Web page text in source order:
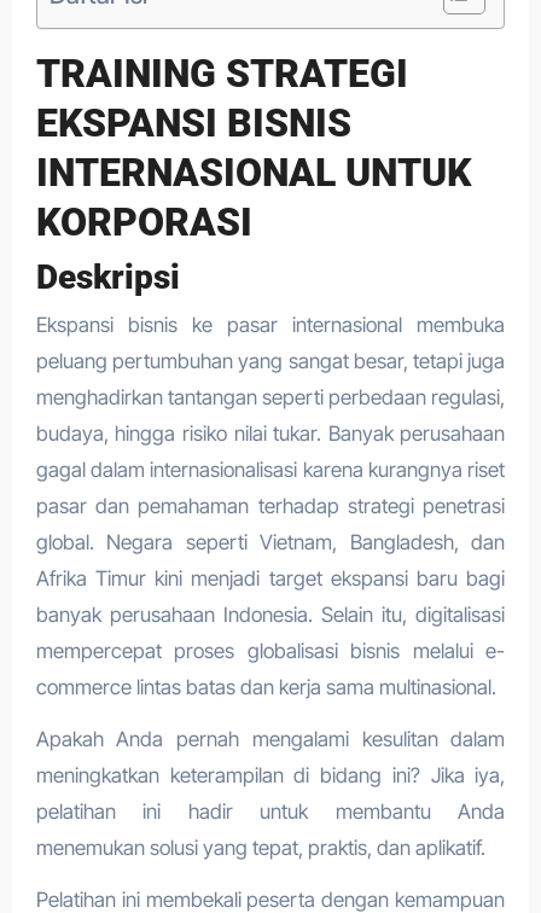
TRAINING STRATEGI
EKSPANSI BISNIS
INTERNASIONAL UNTUK
KORPORASI
Deskripsi
Ekspansi bisnis ke pasar internasional membuka
peluang pertumbuhan yang sangat besar, tetapi juga
menghadirkan tantangan seperti perbedaan regulasi,
budaya, hingga risiko nilai tukar. Banyak perusahaan
gagal dalam internasionalisasi karena kurangnya riset
pasar dan pemahaman terhadap strategi penetrasi
global. Negara seperti Vietnam, Bangladesh, dan
Afrika Timur kini menjadi target ekspansi baru bagi
banyak perusahaan Indonesia. Selain itu, digitalisasi
mempercepat proses globalisasi bisnis melalui e-
commerce lintas batas dan kerja sama multinasional.
Apakah Anda pernah mengalami kesulitan dalam
meningkatkan keterampilan di bidang ini? Jika iya,
pelatihan ini hadir untuk membantu Anda
menemukan solusi yang tepat, praktis, dan aplikatif.
Pelatihan ini membekali peserta dengan kemampuan